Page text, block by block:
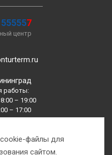
7
центр
работы:
– 19:00
– 17:00
– 16:00
файлы для
сайтом.